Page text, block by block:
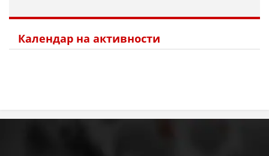
Календар на активности